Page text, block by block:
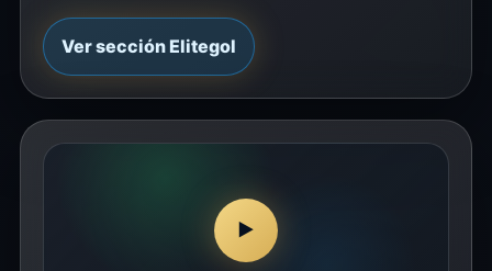
Ver sección Elitegol
▶